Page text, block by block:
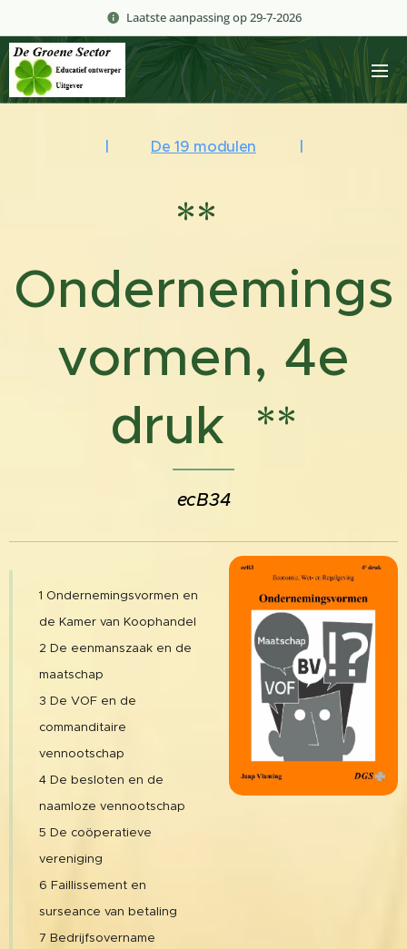
Laatste aanpassing op 29-7-2026
De 19 modulen
**
Ondernemings
vormen, 4e
druk **
ecB34
1 Ondernemingsvormen en
de Kamer van Koophandel
2 De eenmanszaak en de
maatschap
3 De VOF en de
commanditaire
vennootschap
4 De besloten en de
naamloze vennootschap
5 De coöperatieve
vereniging
6 Faillissement en
surseance van betaling
7 Bedrijfsovername